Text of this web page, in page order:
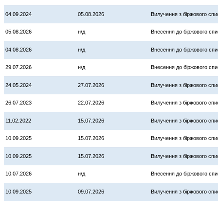
04.09.2024 05.08.2026 Вилучення з біржового
05.08.2026 н/д Внесення до біржового
04.08.2026 н/д Внесення до біржового
29.07.2026 н/д Внесення до біржового
24.05.2024 27.07.2026 Вилучення з біржового
26.07.2023 22.07.2026 Вилучення з біржового
11.02.2022 15.07.2026 Вилучення з біржового
10.09.2025 15.07.2026 Вилучення з біржового
10.09.2025 15.07.2026 Вилучення з біржового
10.07.2026 н/д Внесення до біржового
10.09.2025 09.07.2026 Вилучення з біржового